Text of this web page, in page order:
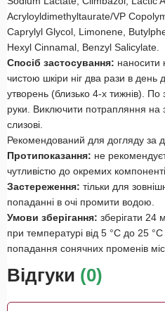
Acryloyldimethyltaurate/VP
Caprylyl Glycol, Limonene,
Hexyl Cinnamal, Benzyl Salicylate.
Спосіб застосування: наносити
чистою шкіри ніг два рази в день
утворень (близько 4-х тижнів).
руки. Виключити потрапляння на
слизові.
Рекомендований для догляду за
Протипоказання: не
чутливістю до окремих
Застереження: тільки для
попаданні в очі промити водою.
Умови зберігання: зберігати 24
при температурі від 5 °С до 25
попадання сонячних променів
Відгуки (0)